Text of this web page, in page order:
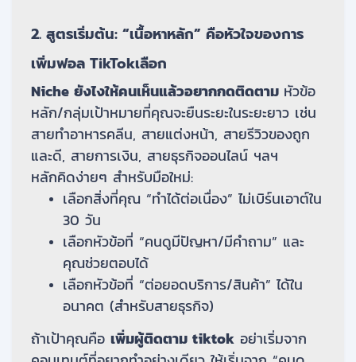
2. สูตรเริ่มต้น: “เนื้อหาหลัก” คือหัวใจของการ
เพิ่มฟอล TikTokเลือก
Niche ยังไงให้คนเห็นแล้วอยากกดติดตาม หัวข้อ
หลัก/กลุ่มเป้าหมายที่คุณจะยืนระยะในระยะยาว เช่น
สายทำอาหารคลีน, สายแต่งหน้า, สายรีวิวของถูก
และดี, สายการเงิน, สายธุรกิจออนไลน์ ฯลฯ
หลักคิดง่ายๆ สำหรับมือใหม่:
เลือกสิ่งที่คุณ “ทำได้ต่อเนื่อง” ไม่เบิร์นเอาต์ใน
30 วัน
เลือกหัวข้อที่ “คนดูมีปัญหา/มีคำถาม” และ
คุณช่วยตอบได้
เลือกหัวข้อที่ “ต่อยอดบริการ/สินค้า” ได้ใน
อนาคต (สำหรับสายธุรกิจ)
ถ้าเป้าคุณคือ เพิ่มผู้ติดตาม tiktok อย่าเริ่มจาก